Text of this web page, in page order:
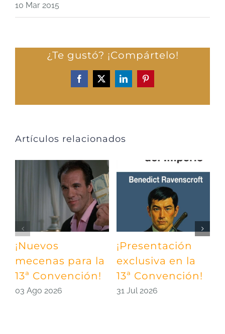
10 Mar 2015
¿Te gustó? ¡Compártelo!
Facebook
X LinkedInPinterest
Artículos relacionados
¡Nuevos
mecenas para la
13ª Convención!
03 Ago 2026
¡Presentación
exclusiva en la
13ª Convención!
31 Jul 2026